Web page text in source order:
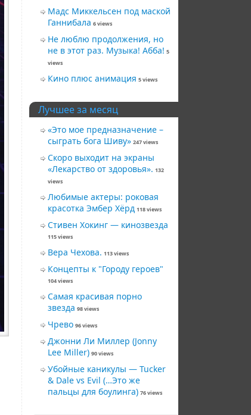
Мадс Миккельсен под маской
Ганнибала 6 views
Не люблю продолжения, но
не в этот раз. Музыка! Абба! 5
views
Кино плюс анимация 5 views
Лучшее за месяц
«Это мое предназначение –
сыграть бога Шиву» 247 views
Скоро выходит на экраны
«Лекарство от здоровья». 132
views
Любимые актеры: роковая
красотка Эмбер Хёрд 118 views
Стивен Хокинг — кинозвезда
115 views
Вера Чехова. 113 views
Концепты к "Городу героев"
104 views
Самая красивая порно
звезда 98 views
Чрево 96 views
Джонни Ли Миллер (Jonny
Lee Miller) 90 views
Убойные каникулы — Tucker
& Dale vs Evil (…Это же
пальцы для боулинга) 76 views